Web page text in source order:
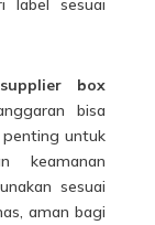
label sesuai
supplier box
bisa
penting untuk
keamanan
sesuai
aman bagi